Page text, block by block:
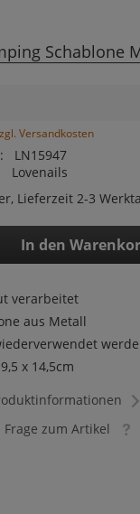
Schablone
Versandkosten
LN15947
Lovenails
Lieferzeit 2-3
In den
verarbeitet
aus Metall
x 14,5cm
Frage zum Artikel